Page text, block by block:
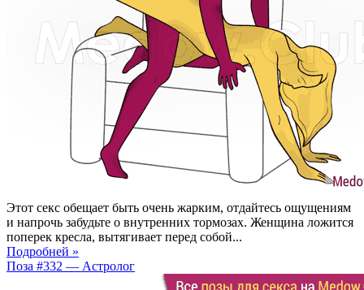
Этот секс обещает быть очень жарким, отдайтесь ощущениям
и напрочь забудьте о внутренних тормозах. Женщина ложится
поперек кресла, вытягивает перед собой...
Подробней »
Поза #332 — Астролог